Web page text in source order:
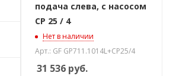
подача слева, с насосом
CP 25 / 4
Нет в наличии
Арт.: GF GP711.1014L+CP25/4
31 536 руб.